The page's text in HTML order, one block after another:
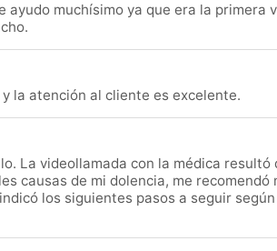
muchísimo ya que era la primera
la atención al cliente es excelente.
La videollamada con la médica resultó
causas de mi dolencia, me recomendó
los siguientes pasos a seguir